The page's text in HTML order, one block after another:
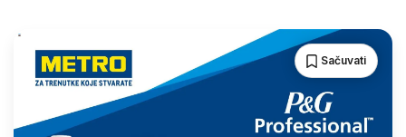
Sačuvati